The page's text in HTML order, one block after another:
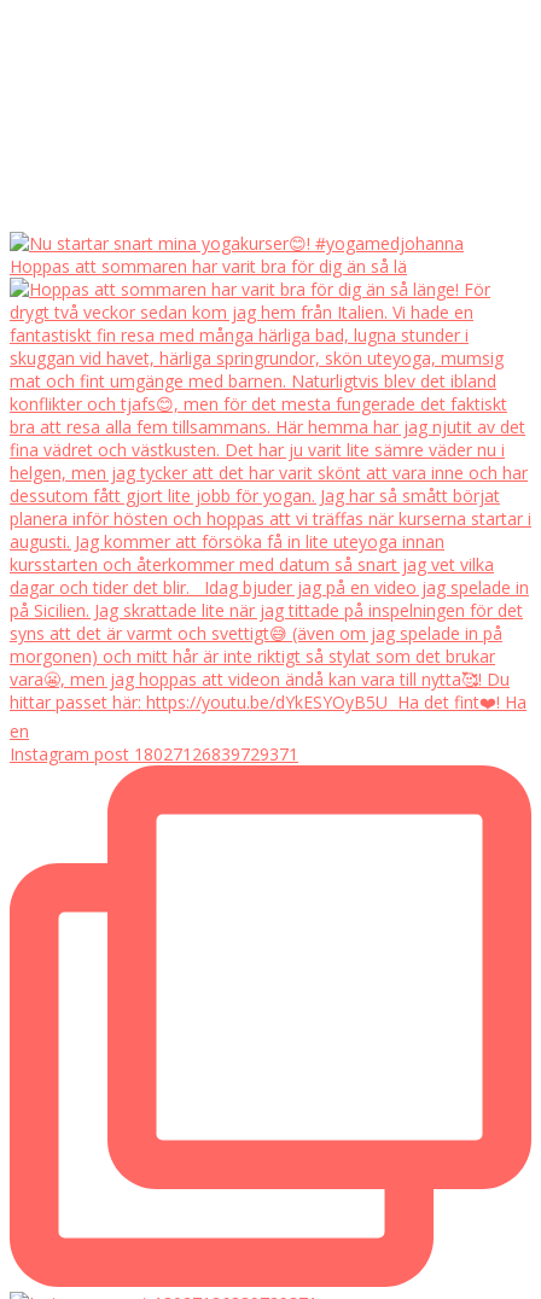
Hoppas att sommaren har varit bra för dig än så lä
Instagram post 18027126839729371